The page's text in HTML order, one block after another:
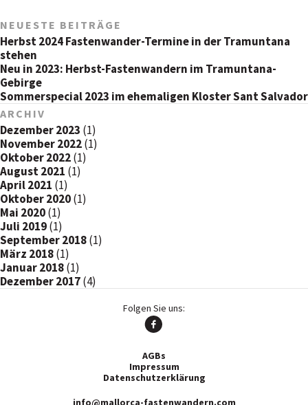
NEUESTE BEITRÄGE
Herbst 2024 Fastenwander-Termine in der Tramuntana
stehen
Neu in 2023: Herbst-Fastenwandern im Tramuntana-
Gebirge
Sommerspecial 2023 im ehemaligen Kloster Sant Salvador
ARCHIV
Dezember 2023 (1)
November 2022(1)
Oktober 2022(1)
August 2021 (1)
April 2021 (1)
Oktober 2020(1)
Mai 2020(1)
Juli 2019(1)
September 2018(1)
März 2018(1)
Januar 2018(1)
Dezember 2017(4)
Folgen Sie uns:
AGBs
Impressum
Datenschutzerklärung
info@mallorca-fastenwandern.com